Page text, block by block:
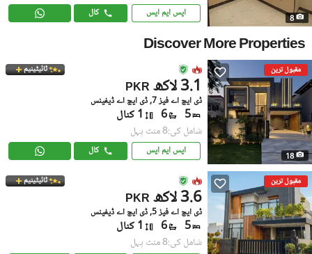
8 ایس ایم ایس کال
Discover More Properties
مقبول ترین
18
ٹائیٹینیم
PKR 3.1 لاکھ
ڈی ایچ اے فیز 7, ڈی ایچ اے ڈیفینس
5
6 1 کنال
شامل کی:8 منٹ پہل
ایس ایم ایس کال
مقبول ترین ٹائیٹینیم
PKR 3.6 لاکھ
ڈی ایچ اے فیز 5, ڈی ایچ اے ڈیفینس
5
6 1 کنال
شامل کی:8 منٹ پہل